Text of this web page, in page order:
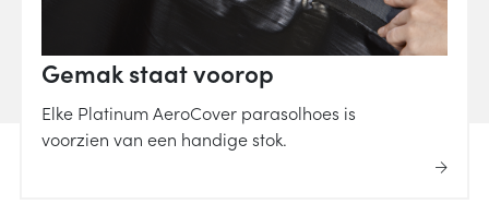
Gemak staat voorop
Elke Platinum AeroCover parasolhoes is
voorzien van een handige stok.